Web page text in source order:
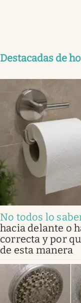
Destacadas de
No todos lo
hacia delante o
correcta y por
de esta manera